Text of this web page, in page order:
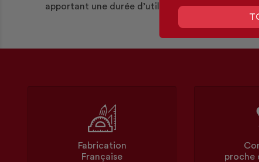
apportant une durée d’utilisation supérieure.
Fabrication
Française
proche